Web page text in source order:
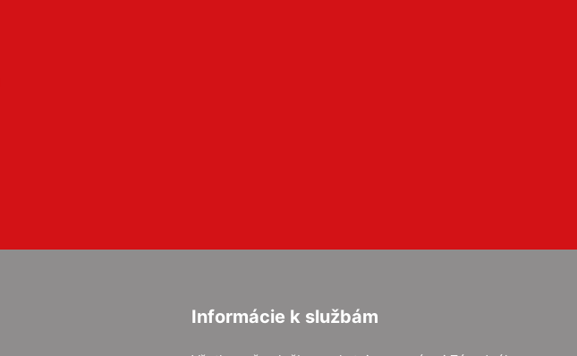
Informácie k službám